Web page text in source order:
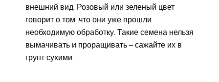
внешний вид. Розовый или зеленый цвет
говорит о том, что они уже прошли
необходимую обработку. Такие семена нельзя
вымачивать и проращивать – сажайте их в
грунт сухими.